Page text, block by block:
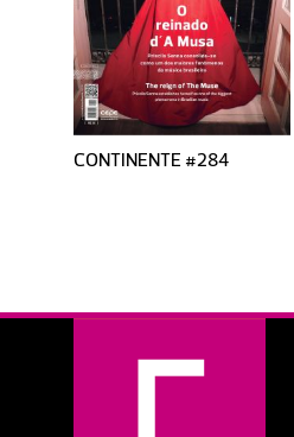
CONTINENTE #284